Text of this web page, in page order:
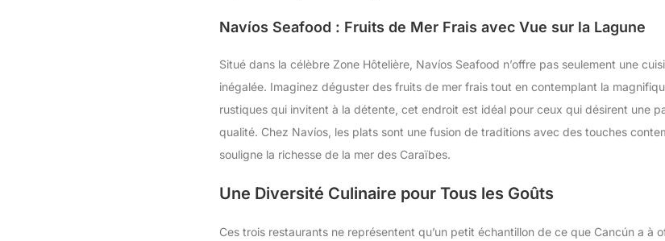
Navíos Seafood : Fruits de Mer Frais avec Vue sur la Lagune
Situé dans la célèbre Zone Hôtelière, Navíos Seafood n’offre pas seulement une
inégalée. Imaginez déguster des fruits de mer frais tout en contemplant la
rustiques qui invitent à la détente, cet endroit est idéal pour ceux qui désirent une
qualité. Chez Navíos, les plats sont une fusion de traditions avec des touches
souligne la richesse de la mer des Caraïbes.
Une Diversité Culinaire pour Tous les Goûts
Ces trois restaurants ne représentent qu’un petit échantillon de ce que Cancún a à